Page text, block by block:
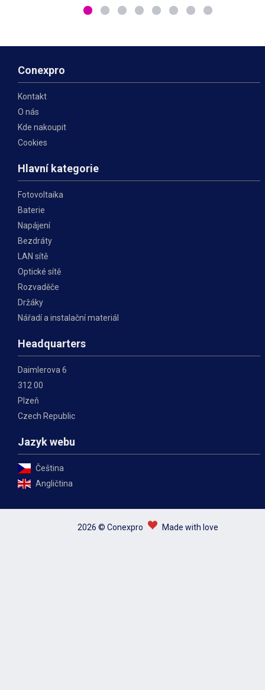
rubber protective cap against
ochrannou krytku proti
Conexpro
Kontakt
O nás
Kde nakoupit
Cookies
Hlavní kategorie
Fotovoltaika
Baterie
Napájení
Bezdráty
LAN sítě
Optické sítě
Rozvaděče
Držáky
Nářadí a instalační materiál
Headquarters
Daimlerova 6
312 00
Plzeň
Czech Republic
Jazyk webu
Čeština
Angličtina
2026 © Conexpro Made with love